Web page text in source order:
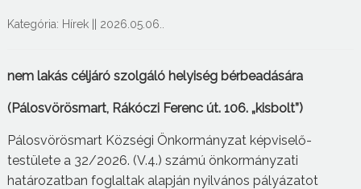
Kategória: Hírek|| 2026.05.06.
nem lakás céljáró szolgáló helyiségbérbeadására
(Pálosvörösmart, RákócziFerenc út. 106. „kisbolt”)
Pálosvörösmart Községi Önkormányzat képviselő-
testülete a 32/2026. (V.4.) számú önkormányzati
határozatban foglaltak alapján nyilvános pályázatot